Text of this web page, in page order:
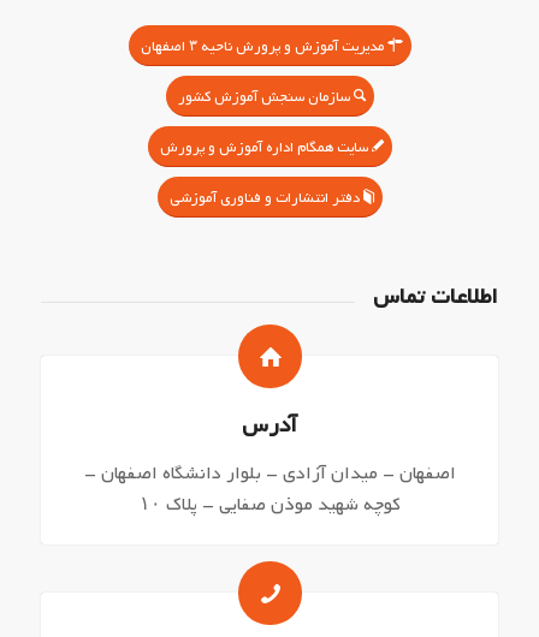
مدیریت آموزش و پرورش ناحیه ۳ اصفهان
سازمان سنجش آموزش کشور
سایت همگام اداره آموزش و پرورش
دفتر انتشارات و فناوری آموزشی
اطلاعات تماس
آدرس
اصفهان – میدان آزادی – بلوار دانشگاه اصفهان –
کوچه شهید موذن صفایی – پلاک ۱۰